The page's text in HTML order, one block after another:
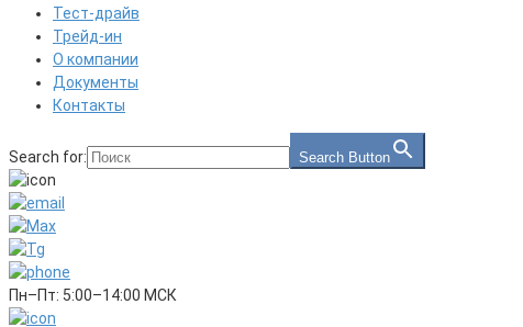
Тест-драйв
Трейд-ин
О компании
Документы
Контакты
Search for: Search Button
Пн–Пт: 5:00–14:00 МСК